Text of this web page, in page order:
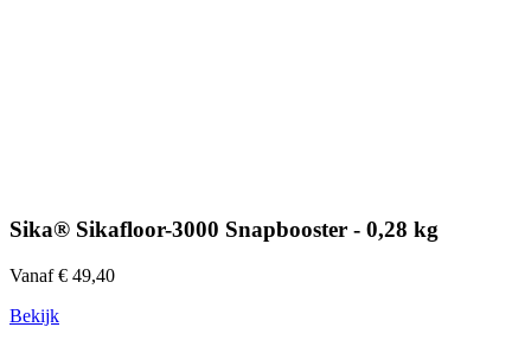
Sika® Sikafloor-3000 Snapbooster - 0,28 kg
Vanaf € 49,40
Bekijk